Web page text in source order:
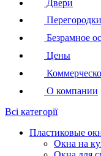
Двери
Перегородки
Безрамное
Цены
О компании
Всі категорії
Пластиковые
Окна на